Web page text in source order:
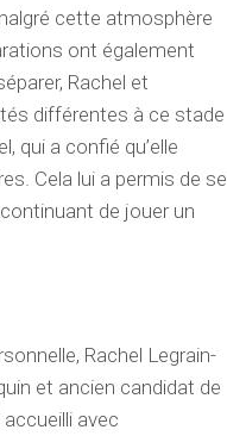
cette atmosphère
ont également
Rachel et
différentes à ce stade
qui a confié qu’elle
Cela lui a permis de se
de jouer un
Rachel Legrain-
et ancien candidat de
avec